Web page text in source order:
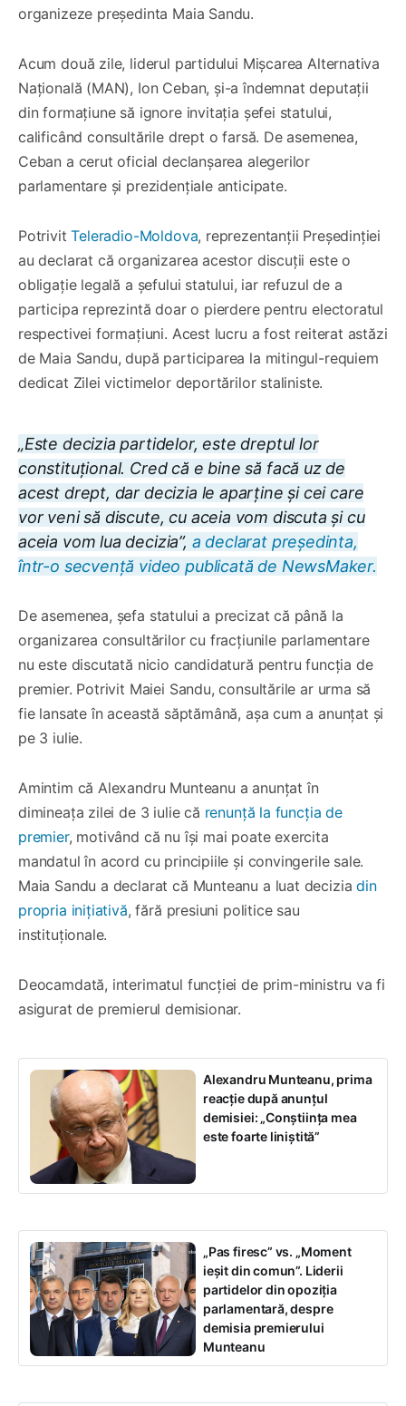
organizeze președinta Maia Sandu.
Acum două zile, liderul partidului Mișcarea Alternativa
Națională (MAN), Ion Ceban, și-a îndemnat deputații
din formațiune să ignore invitația șefei statului,
calificând consultările drept o farsă. De asemenea,
Ceban a cerut oficial declanșarea alegerilor
parlamentare și prezidențiale anticipate.
PotrivitTeleradio-Moldova, reprezentanții Președinției
au declarat că organizarea acestor discuții este o
obligație legală a șefului statului, iar refuzul de a
participa reprezintă doar o pierdere pentru electoratul
respectivei formațiuni. Acest lucru a fost reiterat astăzi
de Maia Sandu, după participarea la mitingul-requiem
dedicat Zilei victimelor deportărilor staliniste.
„Este decizia partidelor, este dreptul lor
constituțional. Cred că e bine să facă uz de
acest drept, dar decizia le aparține și cei care
vor veni să discute, cu aceia vom discuta și cu
aceia vom lua decizia”, a declarat președinta,
într-o secvență video publicată de NewsMaker.
De asemenea, șefa statului a precizat că până la
organizarea consultărilor cu fracțiunile parlamentare
nu este discutată nicio candidatură pentru funcția de
premier. Potrivit Maiei Sandu, consultările ar urma să
fie lansate în această săptămână, așa cum a anunțat și
pe 3 iulie.
Amintim că Alexandru Munteanu a anunțat în
dimineața zilei de 3 iulie că renunță la funcția de
premier, motivând că nu își mai poate exercita
mandatul în acord cu principiile și convingerile sale.
Maia Sandu a declarat că Munteanu a luat deciziadin
propria inițiativă, fără presiuni politice sau
instituționale.
Deocamdată, interimatul funcției de prim-ministru va fi
asigurat de premierul demisionar.
Alexandru Munteanu, prima
reacție după anunțul
demisiei: „Conștiința mea
este foarte liniștită”
„Pas firesc” vs. „Moment
ieșit din comun”. Liderii
partidelor din opoziția
parlamentară, despre
demisia premierului
Munteanu